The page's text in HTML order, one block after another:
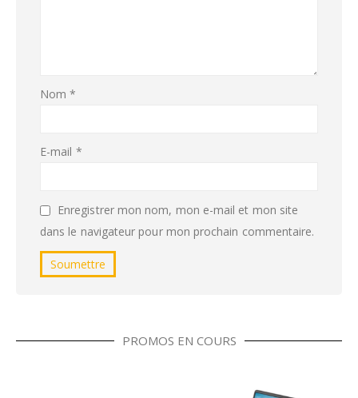
Nom*
E-mail *
Enregistrer mon nom, mon e-mail et mon site
dans le navigateur pour mon prochain commentaire.
PROMOS EN COURS